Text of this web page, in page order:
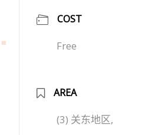
COST
Free
AREA
(3) 关东地区,